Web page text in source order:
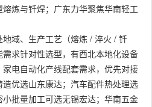
炼与钎焊；广东力华聚焦华南轻工
域、生产工艺（熔炼 / 淬火 / 钎
求针对性选型，有西北本地化设备
电自动化产线配套需求，优先对接
优选山东康达；汽车配件热处理选
批量加工可选无锡宏达；华南五金